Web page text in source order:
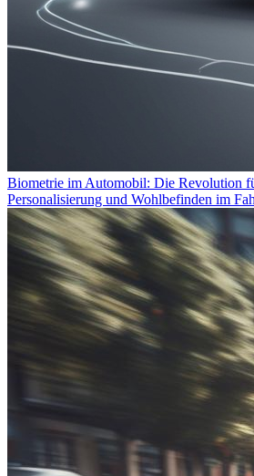
Biometrie im Automobil: Die Revolution
Personalisierung und Wohlbefinden im